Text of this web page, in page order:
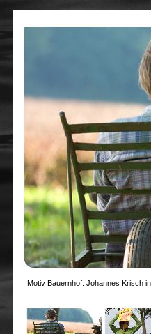
Motiv Bauernhof: Johannes Krisch